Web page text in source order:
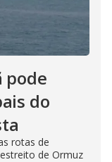
pode
do
rotas de
de Ormuz